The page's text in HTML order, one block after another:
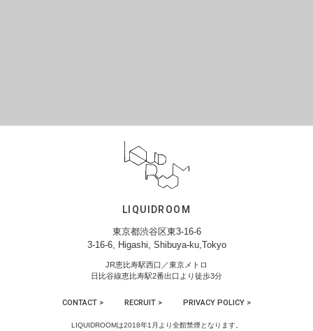
LIQUIDROOM
東京都渋谷区東3-16-6
3-16-6, Higashi, Shibuya-ku,Tokyo
JR恵比寿駅西口／東京メトロ
日比谷線恵比寿駅2番出口より徒歩3分
CONTACT > RECRUIT > PRIVACY POLICY >
LIQUIDROOMは2018年1月より全館禁煙となります。